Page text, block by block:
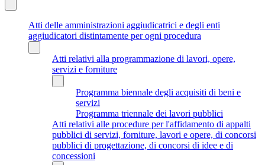
Atti delle amministrazioni aggiudicatrici e degli enti
aggiudicatori distintamente per ogni procedura
Atti relativi alla programmazione di lavori, opere,
servizi e forniture
Programma biennale degli acquisiti di beni e
servizi
Programma triennale dei lavori pubblici
Atti relativi alle procedure per l'affidamento di appalti
pubblici di servizi, forniture, lavori e opere, di concorsi
pubblici di progettazione, di concorsi di idee e di
concessioni